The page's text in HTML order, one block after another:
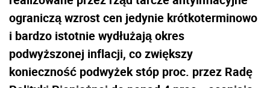
ograniczą wzrost cen jedynie krótkoterminowo
i bardzo istotnie wydłużają okres
podwyższonej inflacji, co zwiększy
konieczność podwyżek stóp proc. przez Radę